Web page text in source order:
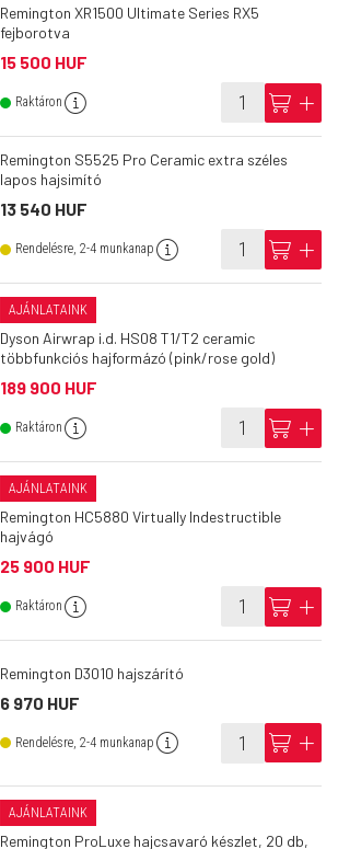
Remington XR1500 Ultimate Series RX5
fejborotva
15 500 HUF
Raktáron info cart add
Remington S5525 Pro Ceramic extra széles
lapos hajsimító
13 540 HUF
Rendelésre, 2-4 munkanap info cart add
AJÁNLATAINK
Dyson Airwrap i.d. HS08 T1/T2 ceramic
többfunkciós hajformázó (pink/rose gold)
189 900 HUF
Raktáron info cart add
AJÁNLATAINK
Remington HC5880 Virtually Indestructible
hajvágó
25 900 HUF
Raktáron info cart add
Remington D3010 hajszárító
6 970 HUF
Rendelésre, 2-4 munkanap info cart add
AJÁNLATAINK
Remington ProLuxe hajcsavaró készlet, 20 db,